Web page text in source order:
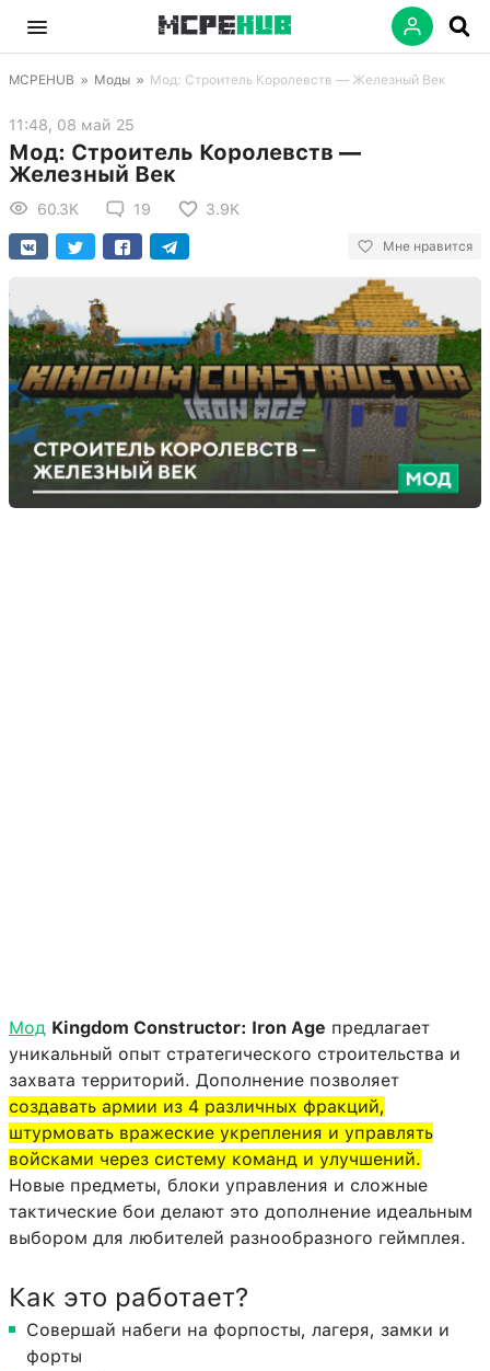
MCPEHUB » Моды » Мод: Строитель Королевств — Железный Век
11:48, 08 май 25
Мод: Строитель Королевств —
Железный Век
60.3K 19 3.9K
Мне нравится
Мод Kingdom Constructor: Iron Age предлагает
уникальный опыт стратегического строительства и
захвата территорий. Дополнение позволяет
создавать армии из 4 различных фракций,
штурмовать вражеские укрепления и управлять
войсками через систему команд и улучшений.
Новые предметы, блоки управления и сложные
тактические бои делают это дополнение идеальным
выбором для любителей разнообразного геймплея.
Как это работает?
Совершай набеги на форпосты, лагеря, замки и
форты